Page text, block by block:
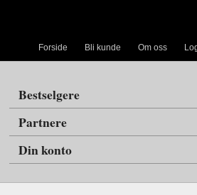
Forside Bli kunde Om oss
Bestselgere
Partnere
Din konto